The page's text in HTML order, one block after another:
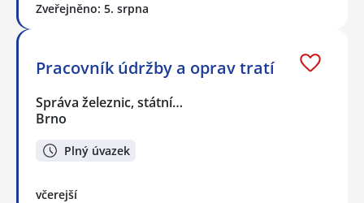
Zveřejněno: 5. srpna
Pracovník údržby a oprav tratí
Správa železnic, státní…
Brno
Plný úvazek
včerejší